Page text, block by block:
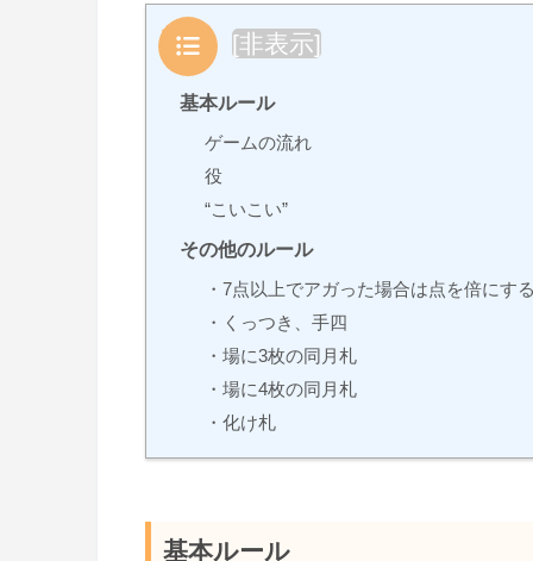
目次 [非表示]
基本ルール
ゲームの流れ
役
“こいこい”
その他のルール
・7点以上でアガった場合は点を倍にす
・くっつき、手四
・場に3枚の同月札
・場に4枚の同月札
・化け札
基本ルール